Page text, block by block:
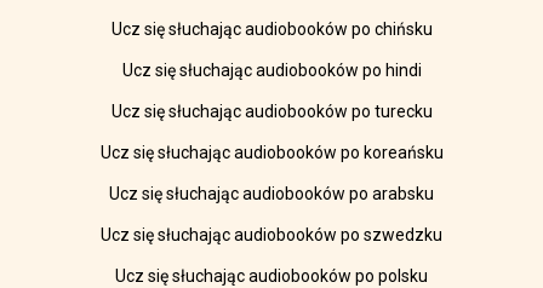
Ucz się słuchając audiobooków po chińsku
Ucz się słuchając audiobooków po hindi
Ucz się słuchając audiobooków po turecku
Ucz się słuchając audiobooków po koreańsku
Ucz się słuchając audiobooków po arabsku
Ucz się słuchając audiobooków po szwedzku
Ucz się słuchając audiobooków po polsku